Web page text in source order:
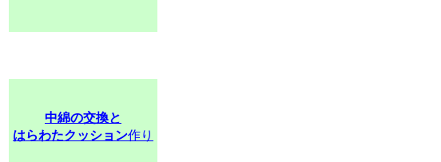
中綿の交換と
はらわたクッション作り